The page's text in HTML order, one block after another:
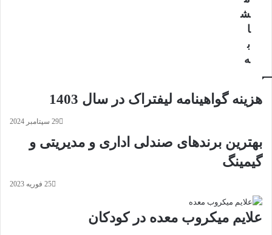
ش
ا
ب
ه
هزینه گواهینامه لیفتراک در سال 1403
29 سپتامبر 2024
بهترین برندهای صندلی اداری و مدیریتی و
گیمینگ
25 فوریه 2023
علایم میکروب معده در کودکان